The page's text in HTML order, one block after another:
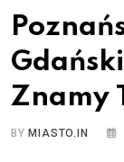
Znamy
BYMIASTO.IN